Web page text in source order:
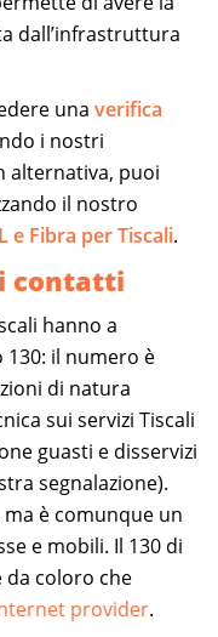
dall’infrastruttura
una verifica
i nostri
alternativa, puoi
il nostro
e Fibra per Tiscali.
contatti
hanno a
il numero è
di natura
sui servizi Tiscali
guasti e disservizi
segnalazione).
è comunque un
e mobili. Il 130 di
da coloro che
provider.